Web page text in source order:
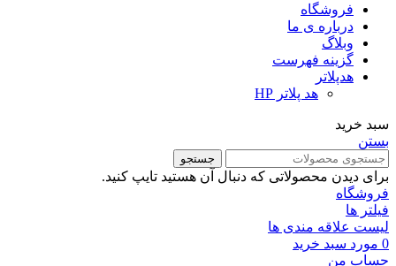
فروشگاه
درباره ی ما
وبلاگ
گزینه فهرست
هدپلاتر
هد پلاتر HP
سبد خرید
بستن
جستجو
برای دیدن محصولاتی که دنبال آن هستید تایپ کنید.
فروشگاه
فیلتر ها
لیست علاقه مندی ها
0 مورد سبد خرید
حساب من